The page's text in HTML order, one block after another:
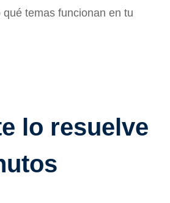
temas funcionan en tu
lo resuelve